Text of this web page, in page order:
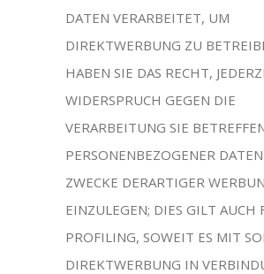
DATEN VERARBEITET, UM
DIREKTWERBUNG ZU
HABEN SIE DAS RECHT,
WIDERSPRUCH GEGEN DIE
VERARBEITUNG SIE
PERSONENBEZOGENER
ZWECKE DERARTIGER
EINZULEGEN; DIES GILT AUCH
PROFILING, SOWEIT ES MIT
DIREKTWERBUNG IN